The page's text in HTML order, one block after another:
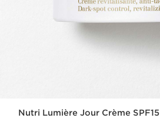
Nutri Lumière Jour Crème SPF15